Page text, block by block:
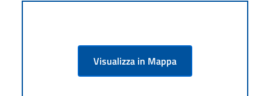
Visualizza in Mappa